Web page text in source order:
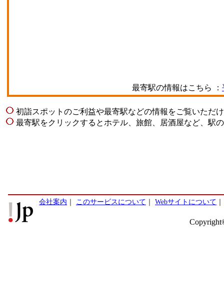
最寄駅の情報はこちら ：
初詣スポットのご利益や最寄駅などの情報をご覧いただ
最寄駅をクリックするとホテル、旅館、居酒屋など、駅
会社案内 このサービスについて Webサイトについて